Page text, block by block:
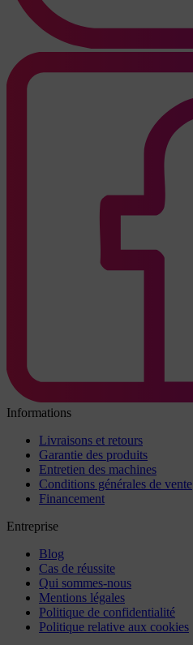
Informations
Livraisons et retours
Garantie des produits
Entretien des machines
Conditions générales de vente
Financement
Entreprise
Blog
Cas de réussite
Qui sommes-nous
Mentions légales
Politique de confidentialité
Politique relative aux cookies